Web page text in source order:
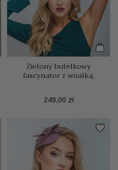
Zielony butelkowy
fascynator z woalką.
Cena
249,00 zł